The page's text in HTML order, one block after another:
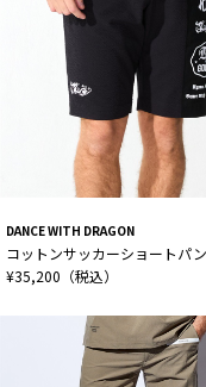
DANCE WITH DRAGON
コットンサッカーショートパ
¥35,200（税込）